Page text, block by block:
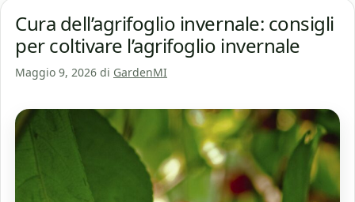
Cura dell’agrifoglio invernale: consigli
per coltivare l’agrifoglio invernale
Maggio 9, 2026 di GardenMI